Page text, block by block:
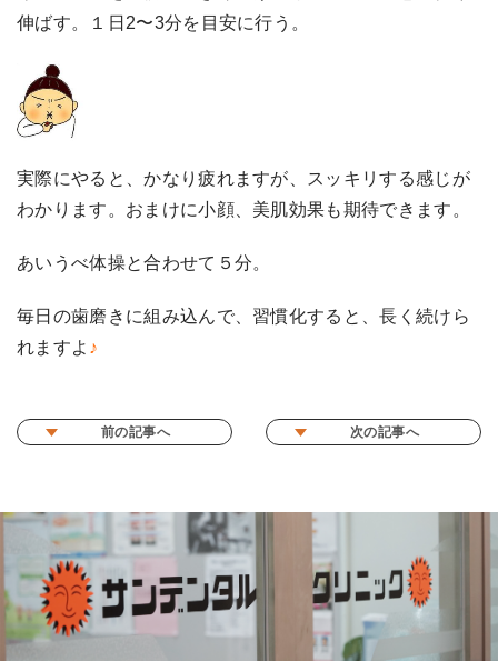
伸ばす。１日2〜3分を目安に行う。
実際にやると、かなり疲れますが、スッキリする感じが
わかります。おまけに小顔、美肌効果も期待できます。
あいうべ体操と合わせて５分。
毎日の歯磨きに組み込んで、習慣化すると、長く続けら
れますよ ♪
前の記事へ 次の記事へ